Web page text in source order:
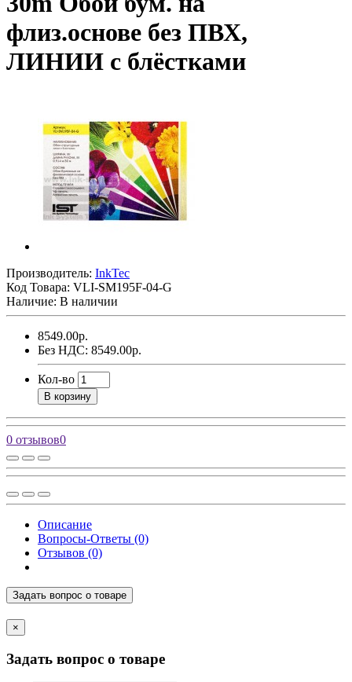
флиз.основе без ПВХ,
ЛИНИИ с блёстками
Производитель: InkTec
Код Товара: VLI-SM195F-04-G
Наличие: В наличии
8549.00р.
Без НДС: 8549.00р.
Кол-во
В корзину
0 отзывов0
Описание
Вопросы-Ответы (0)
Отзывов (0)
Задать вопрос о товаре
×
Задать вопрос о товаре